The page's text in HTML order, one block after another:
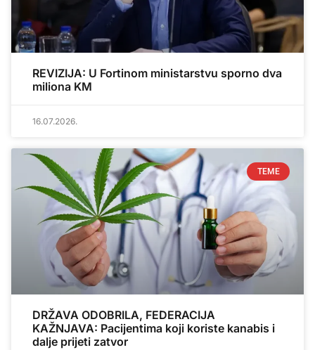
REVIZIJA: U Fortinom ministarstvu sporno dva
miliona KM
16.07.2026.
TEME
DRŽAVA ODOBRILA, FEDERACIJA
KAŽNJAVA: Pacijentima koji koriste kanabis i
dalje prijeti zatvor